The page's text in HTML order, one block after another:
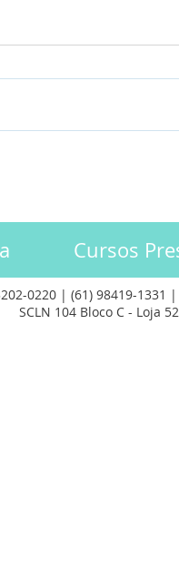
Cursos
0220 | (61) 98419-1331
SCLN 104 Bloco C - Loja